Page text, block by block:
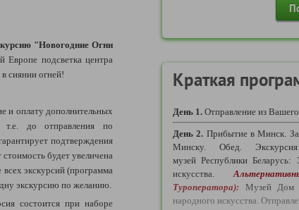
"Новогодние Огни
подсветка центра
сиянии огней!
и оплату дополнительных
т.е. до отправления по
подтверждения
будет увеличена
экскурсий (программа
экскурсию по желанию.
состоится при наборе
Свидетельство о
поскольку стал возможным
пропуска на границе между
Требуются следующие
1) ДЛЯ ВЗРОСЛОГО
- Действующий
В соответствии с пунктом
Российской Федерации,
Краткая
День 1. Отправление из
День 2. Прибытие в Минск.
Минску. Обед.
музейРеспублики Беларусь:
искусства. А
Туроператора): Музей Дом
народного искусства .